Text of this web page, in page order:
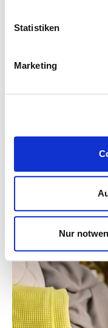
Statistiken
Marketing
Nur
Lieferzeit:7 Tage